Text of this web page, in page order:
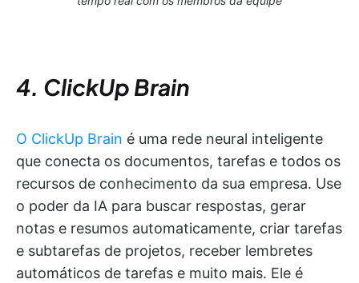
4. ClickUp Brain
O ClickUp Brain é uma rede neural inteligente
que conecta os documentos, tarefas e todos os
recursos de conhecimento da sua empresa. Use
o poder da IA para buscar respostas, gerar
notas e resumos automaticamente, criar tarefas
e subtarefas de projetos, receber lembretes
automáticos de tarefas e muito mais. Ele é